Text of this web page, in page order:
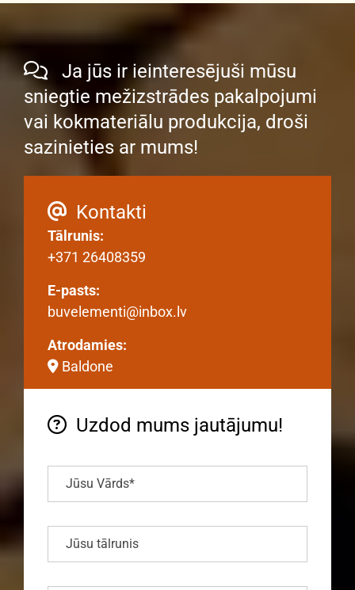
 Ja jūs ir ieinteresējuši mūsu
sniegtie mežizstrādes pakalpojumi
vai kokmateriālu produkcija, droši
sazinieties ar mums!
 Kontakti
Tālrunis:
+371 26408359
E-pasts:
buvelementi@inbox.lv
Atrodamies:
 Baldone
 Uzdod mums jautājumu!